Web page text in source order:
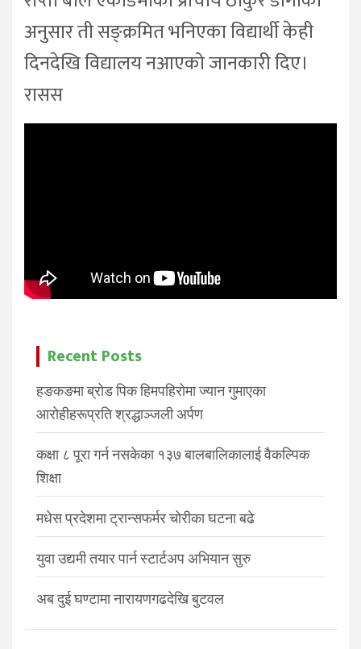
अनुसार ती सङ्क्रमित भनिएका विद्यार्थी केही
दिनदेखि विद्यालय नआएको जानकारी दिए।
रासस
Recent Posts
हङकङमा ब्रोड पिक हिमपहिरोमा ज्यान गुमाएका
आरोहीहरूप्रति श्रद्धाञ्जली अर्पण
कक्षा ८ पूरा गर्न नसकेका १३७ बालबालिकालाई वैकल्पिक
शिक्षा
मधेस प्रदेशमा ट्रान्सफर्मर चोरीका घटना बढे
युवा उद्यमी तयार पार्न स्टार्टअप अभियान सुरु
अब दुई घण्टामा नारायणगढदेखि बुटवल